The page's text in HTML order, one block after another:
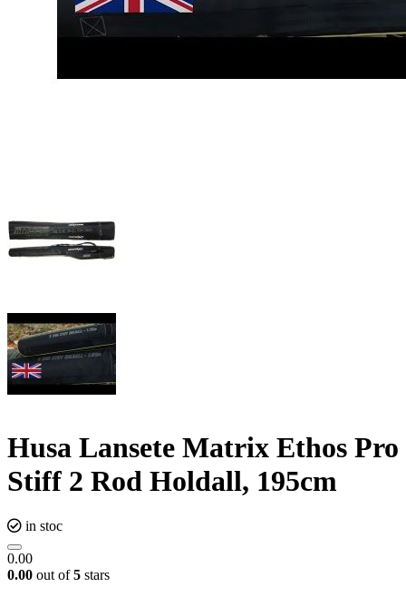
Husa Lansete Matrix Ethos Pro
Stiff 2 Rod Holdall, 195cm
in stoc
0.00
0.00 out of5 stars